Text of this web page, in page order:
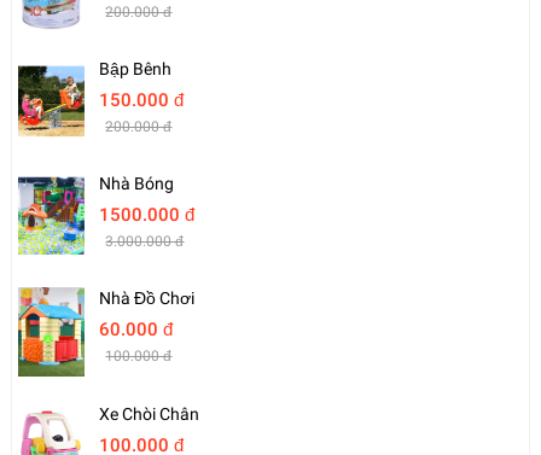
200.000 đ
Bập Bênh
150.000 đ
200.000 đ
Nhà Bóng
1500.000 đ
3.000.000 đ
Nhà Đồ Chơi
60.000 đ
100.000 đ
Xe Chòi Chân
100.000 đ